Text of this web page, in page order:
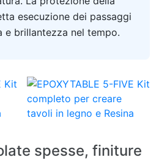
esecuzione dei passaggi
e brillantezza nel tempo.
spesse, finiture